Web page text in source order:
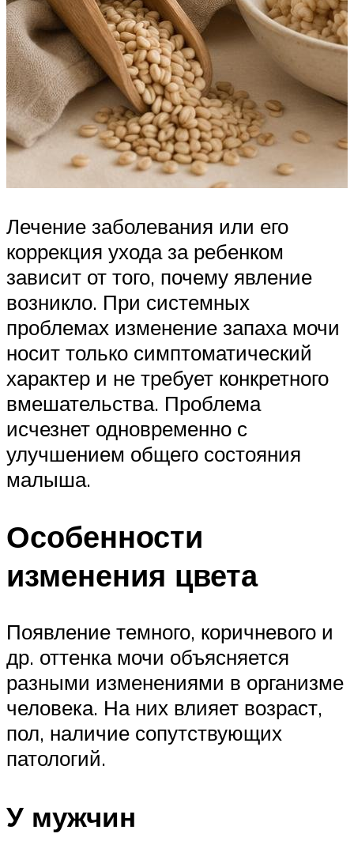
Лечение заболевания или его
коррекция ухода за ребенком
зависит от того, почему явление
возникло. При системных
проблемах изменение запаха мочи
носит только симптоматический
характер и не требует конкретного
вмешательства. Проблема
исчезнет одновременно с
улучшением общего состояния
малыша.
Особенности
изменения цвета
Появление темного, коричневого и
др. оттенка мочи объясняется
разными изменениями в организме
человека. На них влияет возраст,
пол, наличие сопутствующих
патологий.
У мужчин